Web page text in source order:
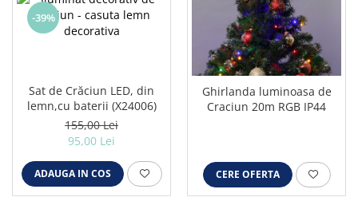
-39%
Sat de Crăciun LED, din
lemn,cu baterii (X24006)
155,00 Lei
95,00 Lei
ADAUGA IN COS
Ghirlanda luminoasa de
Craciun 20m RGB IP44
CERE OFERTA